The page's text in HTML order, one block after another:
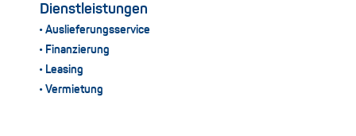
Dienstleistungen
Auslieferungsservice
Finanzierung
Leasing
Vermietung